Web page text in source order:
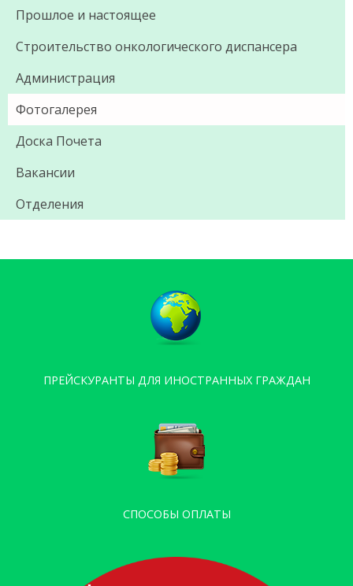
Прошлое и настоящее
Строительство онкологического диспансера
Администрация
Фотогалерея
Доска Почета
Вакансии
Отделения
ПРЕЙСКУРАНТЫ ДЛЯ ИНОСТРАННЫХ ГРАЖДАН
СПОСОБЫ ОПЛАТЫ